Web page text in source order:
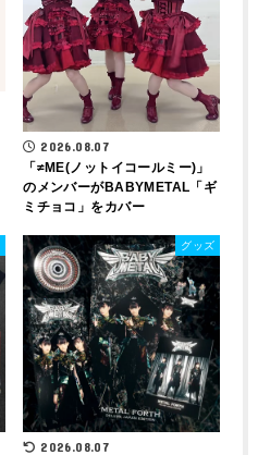
2026.08.07
「≠ME(ノットイコールミー)」
のメンバーがBABYMETAL「ギ
ミチョコ」をカバー
グッズ
2026.08.07